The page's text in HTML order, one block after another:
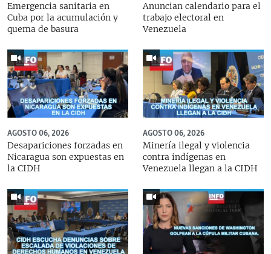
Emergencia sanitaria en
Cuba por la acumulación y
quema de basura
Anuncian calendario para el
trabajo electoral en
Venezuela
AGOSTO 06, 2026
Desapariciones forzadas en
Nicaragua son expuestas en
la CIDH
AGOSTO 06, 2026
Minería ilegal y violencia
contra indígenas en
Venezuela llegan a la CIDH